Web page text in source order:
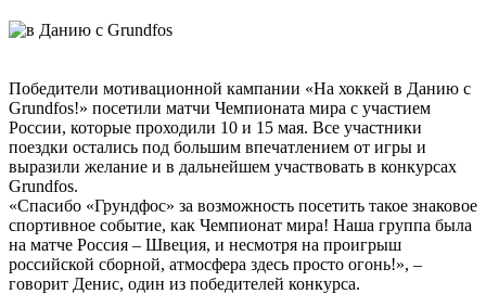
Победители мотивационной кампании «На хоккей в Данию с
Grundfos!» посетили матчи Чемпионата мира с участием
России, которые проходили 10 и 15 мая. Все участники
поездки остались под большим впечатлением от игры и
выразили желание и в дальнейшем участвовать в конкурсах
Grundfos.
«Спасибо «Грундфос» за возможность посетить такое знаковое
спортивное событие, как Чемпионат мира! Наша группа была
на матче Россия – Швеция, и несмотря на проигрыш
российской сборной, атмосфера здесь просто огонь!», –
говорит Денис, один из победителей конкурса.